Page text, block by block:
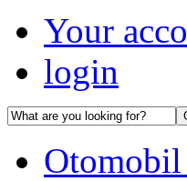
Your
login
Otomobil